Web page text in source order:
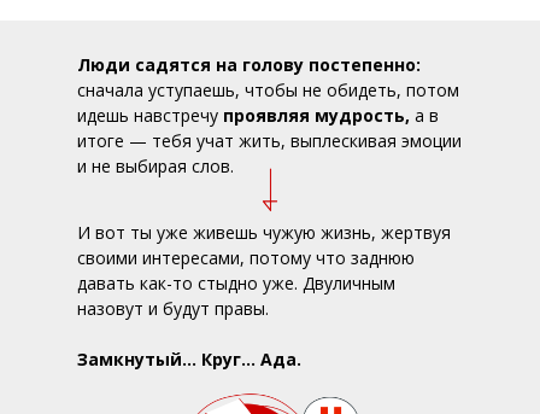
Люди садятся на голову постепенно:
сначала уступаешь, чтобы не обидеть, потом
идешь навстречу проявляя мудрость, а в
итоге — тебя учат жить, выплескивая эмоции
и не выбирая слов.
И вот ты уже живешь чужую жизнь, жертвуя
своими интересами, потому что заднюю
давать как-то стыдно уже. Двуличным
назовут и будут правы.
Замкнутый… Круг… Ада.